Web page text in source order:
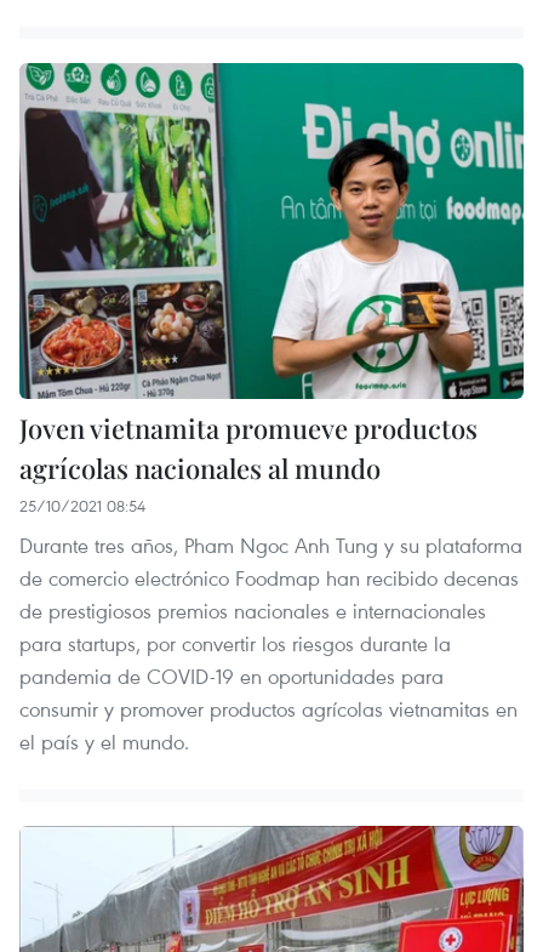
Joven vietnamita promueve productos
agrícolas nacionales al mundo
25/10/2021 08:54
Durante tres años, Pham Ngoc Anh Tung y su plataforma
de comercio electrónico Foodmap han recibido decenas
de prestigiosos premios nacionales e internacionales
para startups, por convertir los riesgos durante la
pandemia de COVID-19 en oportunidades para
consumir y promover productos agrícolas vietnamitas en
el país y el mundo.